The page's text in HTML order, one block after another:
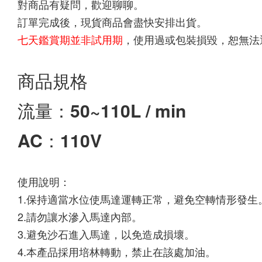
對商品有疑問，歡迎聊聊。
訂單完成後，現貨商品會盡快安排出貨。
七天鑑賞期並非試用期 ，使用過或包裝損毀，恕無法
商品規格
流量：50~110L / min
AC：110V
使用說明：
1.保持適當水位使馬達運轉正常，避免空轉情形發生。
2.請勿讓水滲入馬達內部。
3.避免沙石進入馬達，以免造成損壞。
4.本產品採用培林轉動，禁止在該處加油。